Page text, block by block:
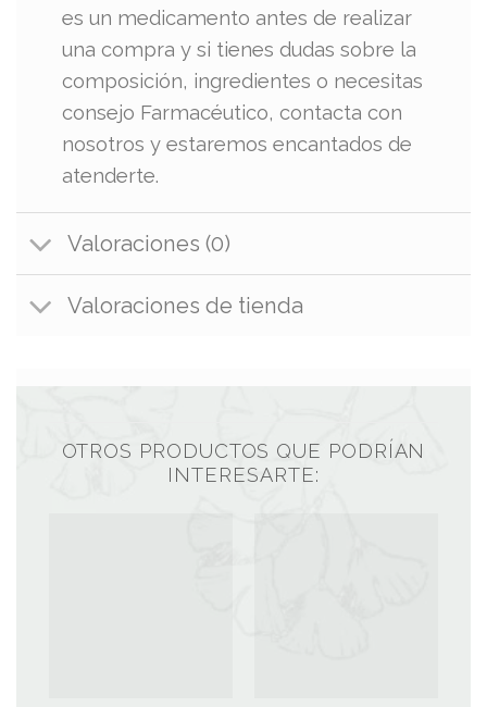
es un medicamento antes de realizar
una compra y si tienes dudas sobre la
composición, ingredientes o necesitas
consejo Farmacéutico, contacta con
nosotros y estaremos encantados de
atenderte.
Valoraciones (0)
Valoraciones de tienda
OTROS PRODUCTOS QUE PODRÍAN
INTERESARTE: